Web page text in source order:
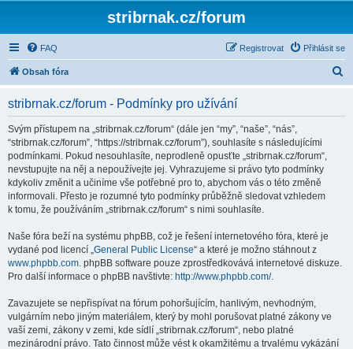
stribrnak.cz/forum
FAQ Přihlásit se
Registrovat
Obsah fóra
stribrnak.cz/forum - Podmínky pro užívání
Svým přístupem na „stribrnak.cz/forum“ (dále jen “my”, “naše”, “nás”,
“stribrnak.cz/forum”, “https://stribrnak.cz/forum”), souhlasíte s následujícími
podmínkami. Pokud nesouhlasíte, neprodleně opusťte „stribrnak.cz/forum“,
nevstupujte na něj a nepoužívejte jej. Vyhrazujeme si právo tyto podmínky
kdykoliv změnit a učiníme vše potřebné pro to, abychom vás o této změně
informovali. Přesto je rozumné tyto podmínky průběžně sledovat vzhledem
k tomu, že používáním „stribrnak.cz/forum“ s nimi souhlasíte.
Naše fóra beží na systému phpBB, což je řešení internetového fóra, které je
vydané pod licencí „General Public License“ a které je možno stáhnout z
www.phpbb.com. phpBB software pouze zprostředkovává internetové diskuze.
Pro další informace o phpBB navštivte: http://www.phpbb.com/.
Zavazujete se nepřispívat na fórum pohoršujícím, hanlivým, nevhodným,
vulgárním nebo jiným materiálem, který by mohl porušovat platné zákony ve
vaší zemi, zákony v zemi, kde sídlí „stribrnak.cz/forum“, nebo platné
mezinárodní právo. Tato činnost může vést k okamžitému a trvalému vykázání